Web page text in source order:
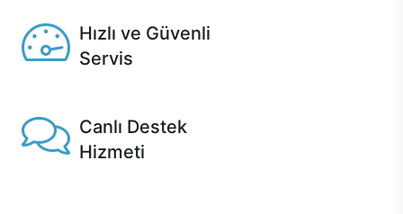
Hızlı ve Güvenli
Servis
Canlı Destek
Hizmeti